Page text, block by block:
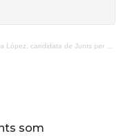
candidata de Junts per Sant Andreu
som